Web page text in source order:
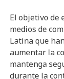
El objetivo de
medios de
Latina que
aumentar la
mantenga
durante la